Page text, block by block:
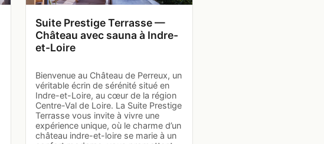
Suite Prestige Terrasse —
Château avec sauna à Indre-
et-Loire
Bienvenue au Château de Perreux, un
véritable écrin de sérénité situé en
Indre-et-Loire, au cœur de la région
Centre-Val de Loire. La Suite Prestige
Terrasse vous invite à vivre une
expérience unique, où le charme d’un
château indre-et-loire se marie à un